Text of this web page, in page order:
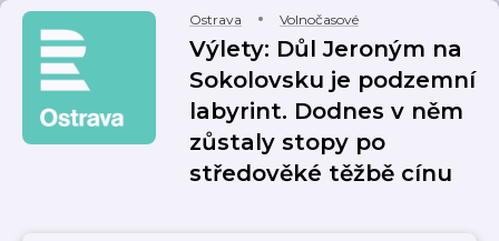
Ostrava Volnočasové
Výlety: Důl Jeroným na
Sokolovsku je podzemní
labyrint. Dodnes v něm
zůstaly stopy po
středověké těžbě cínu